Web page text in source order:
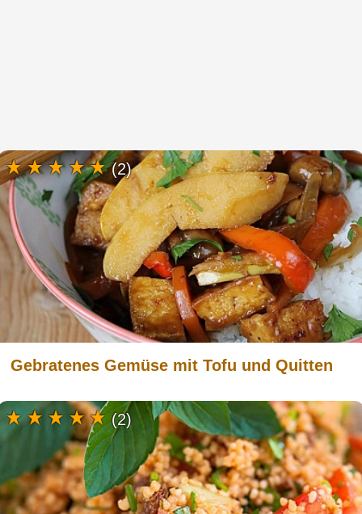
Gebratenes Gemüse mit Tofu und Quitten
(2)
(2)